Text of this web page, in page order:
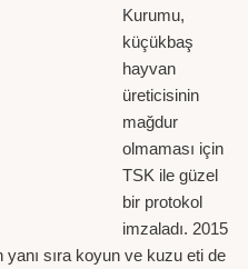
Kurumu,
küçükbaş
hayvan
üreticisinin
mağdur
olmaması için
TSK ile güzel
bir protokol
imzaladı. 2015
yanı sıra koyun ve kuzu eti de